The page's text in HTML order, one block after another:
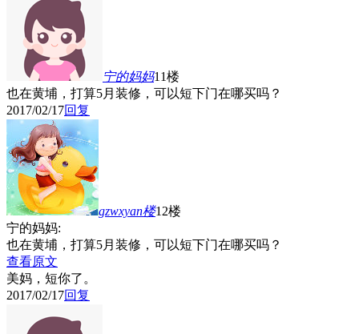
宁的妈妈11楼
也在黄埔，打算5月装修，可以短下门在哪买吗？
2017/02/17回复
gzwxyan楼12楼
宁的妈妈:
也在黄埔，打算5月装修，可以短下门在哪买吗？
查看原文
美妈，短你了。
2017/02/17回复